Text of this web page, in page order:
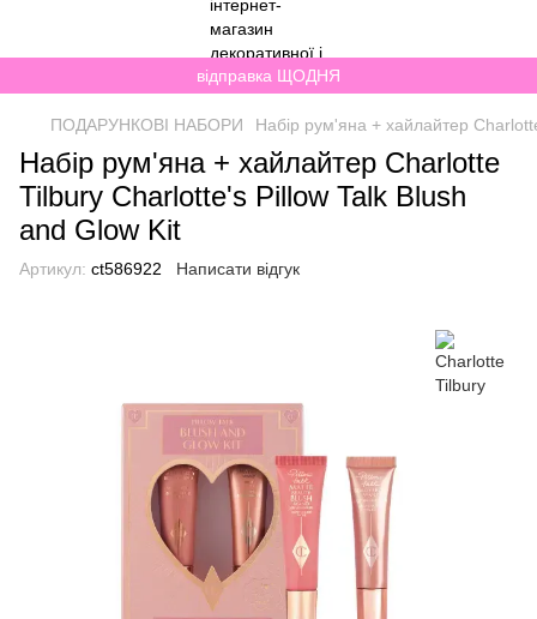
відправка ЩОДНЯ
ПОДАРУНКОВІ НАБОРИ Набір рум'яна + хайлайтер
Набір рум'яна + хайлайтер Charlotte
Tilbury Charlotte's Pillow Talk Blush
and Glow Kit
Артикул: ct586922 Написати відгук